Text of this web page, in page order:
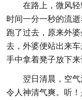
在路上，微风
时间一分一秒的流
跑了过去，原来外
去，外婆便站出来
手中拿着凳子放下
翌日清晨，空
令人神清气爽。听